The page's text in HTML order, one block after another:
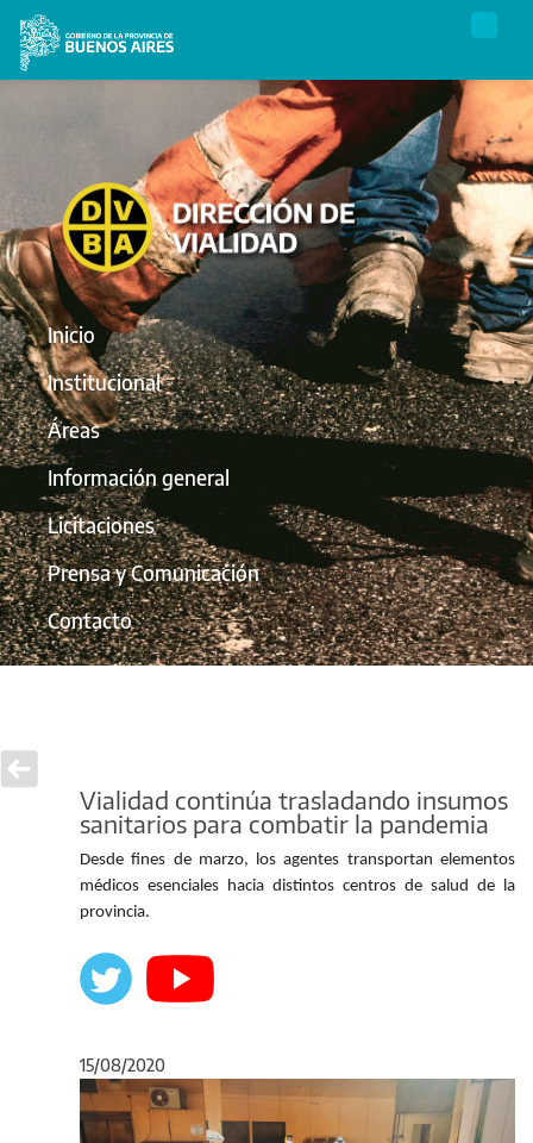
Inicio
Institucional
Áreas
Información general
Licitaciones
Prensa y Comunicación
Contacto
Vialidad continúa trasladando insumos
sanitarios para combatir la pandemia
Desde fines de marzo, los agentes transportan elementos
médicos esenciales hacia distintos centros de salud de la
provincia.
15/08/2020
Anterior